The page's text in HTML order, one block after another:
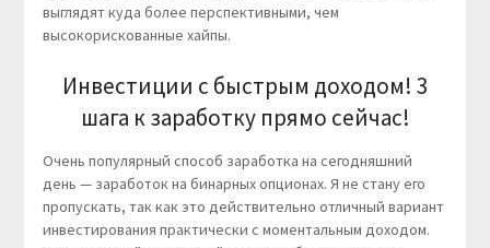
выглядят куда более перспективными, чем
высокорискованные хайпы.
Инвестиции с быстрым доходом! 3
шага к заработку прямо сейчас!
Очень популярный способ заработка на сегодняшний
день — заработок на бинарных опционах. Я не стану его
пропускать, так как это действительно отличный вариант
инвестирования практически с моментальным доходом.